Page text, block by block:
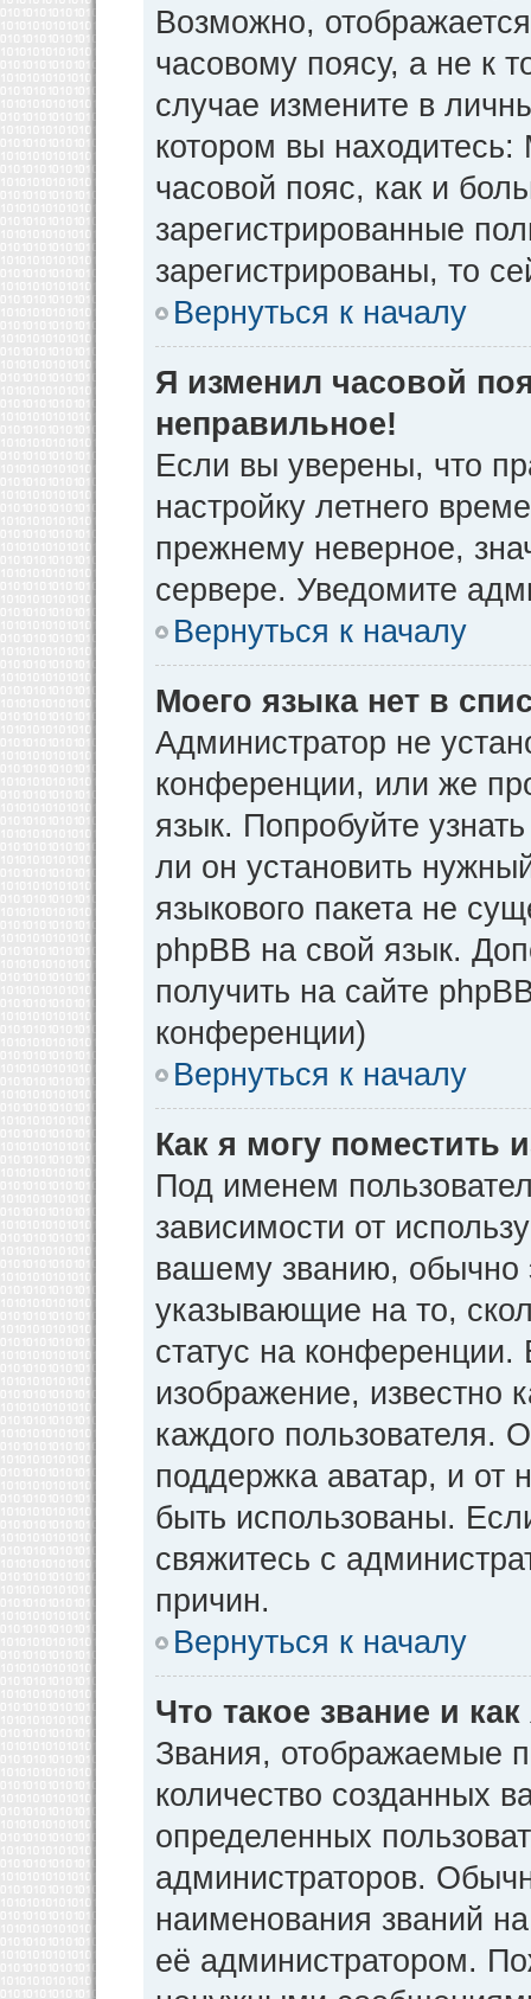
Возможно,
часовому поясу, а не к
случае измените в
котором вы находитесь:
часовой пояс, как и
зарегистрированные
зарегистрированы, то
Вернуться к началу
Я изменил часовой
неправильное!
Если вы уверены, что
настройку летнего
прежнему неверное,
сервере. Уведомите
Вернуться к началу
Моего языка нет в
Администратор не
конференции, или же
язык. Попробуйте
ли он установить
языкового пакета не
phpBB на свой язык.
получить на сайте
конференции)
Вернуться к началу
Как я могу поместить
Под именем
зависимости от
вашему званию, обычно
указывающие на то,
статус на
изображение, известно
каждого пользователя.
поддержка аватар, и от
быть использованы.
свяжитесь с
причин.
Вернуться к началу
Что такое звание и
Звания, отображаемые
количество созданных
определенных
администраторов.
наименования званий
её администратором.